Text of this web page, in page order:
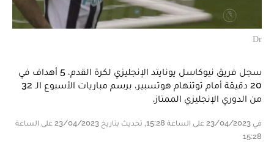
Dr
سجل فريق نيوكاسل يونايتد الإنجليزي لكرة القدم، 5 أهداف في
20 دقيقة أمام توتنهام هوتسبير، برسم مباريات الأسبوع الـ 32
من الدوري الإنجليزي الممتاز.
في 23/04/2023 على الساعة 15:28, تحديث بتاريخ 23/04/2023 على الساعة
15:28